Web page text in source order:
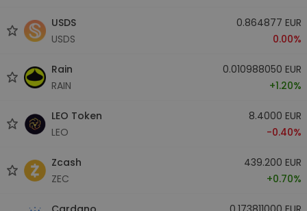
USDS
USDS
0.864877 EUR
0.00%
Rain
RAIN
0.010988050 EUR
+1.20%
LEO Token
LEO
8.4000 EUR
-0.40%
Zcash
ZEC
439.200 EUR
+0.70%